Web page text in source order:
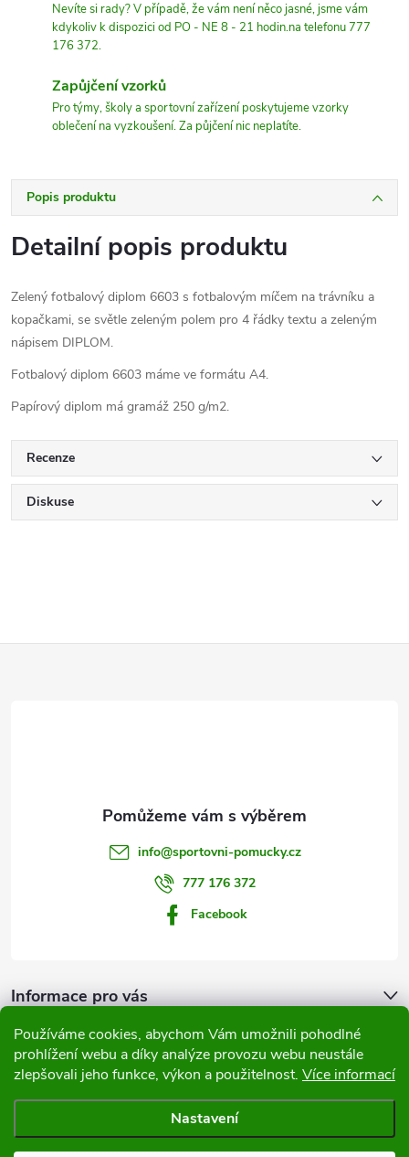
Používáme cookies, abychom Vám umožnili pohodlné
prohlížení webu a díky analýze provozu webu neustále
zlepšovali jeho funkce, výkon a použitelnost. Více informací
Nastavení
Nevíte si rady? V případě, že vám není něco jasné, jsme vám
kdykoliv k dispozici od PO - NE 8 - 21 hodin.na telefonu 777
176 372.
Zapůjčení vzorků
Pro týmy, školy a sportovní zařízení poskytujeme vzorky
oblečení na vyzkoušení. Za půjčení nic neplatíte.
Popis produktu
Detailní popis produktu
Zelený fotbalový diplom 6603 s fotbalovým míčem na trávníku a
kopačkami, se světle zeleným polem pro 4 řádky textu a zeleným
nápisem DIPLOM.
Fotbalový diplom 6603 máme ve formátu A4.
Papírový diplom má gramáž 250 g/m2.
Recenze
Diskuse
info@sportovni-pomucky.cz
777 176 372
Facebook
Informace pro vás
Přijímáme online platby
Copyright 2026Sportovní pomůcky. Všechna práva vyhrazena.